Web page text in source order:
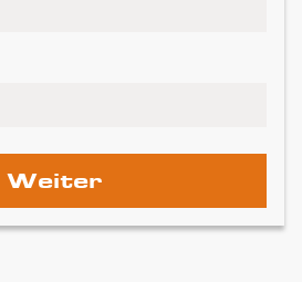
Weiter